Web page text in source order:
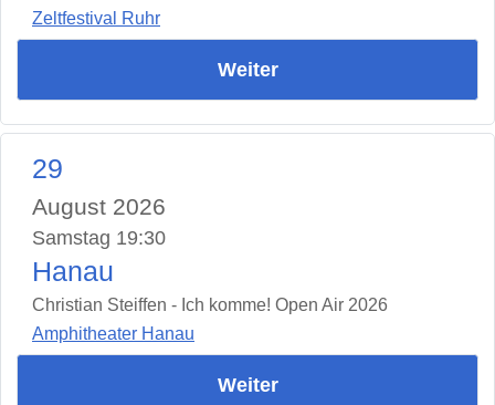
Zeltfestival Ruhr
Weiter
29
August 2026
Samstag 19:30
Hanau
Christian Steiffen - Ich komme! Open Air 2026
Amphitheater Hanau
Weiter